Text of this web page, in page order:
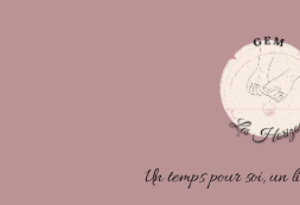
Un temps pour soi, un